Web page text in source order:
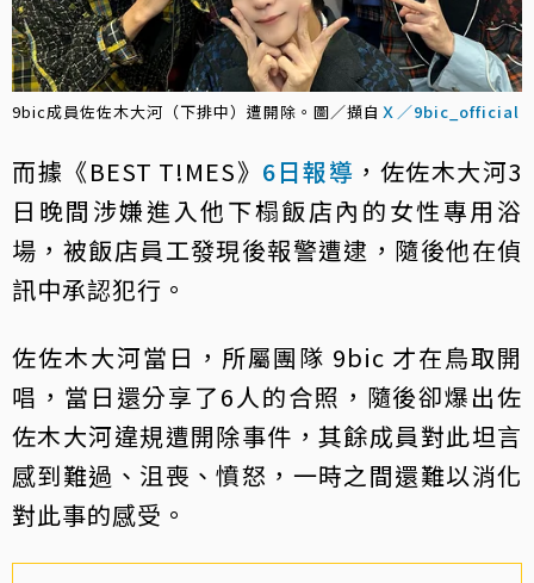
9bic成員佐佐木大河（下排中）遭開除。圖／擷自 Ｘ／9bic_official
而據《BEST T!MES》 6日報導 ，佐佐木大河3
日晚間涉嫌進入他下榻飯店內的女性專用浴
場，被飯店員工發現後報警遭逮，隨後他在偵
訊中承認犯行。
佐佐木大河當日，所屬團隊 9bic 才在鳥取開
唱，當日還分享了6人的合照，隨後卻爆出佐
佐木大河違規遭開除事件，其餘成員對此坦言
感到難過、沮喪、憤怒，一時之間還難以消化
對此事的感受。